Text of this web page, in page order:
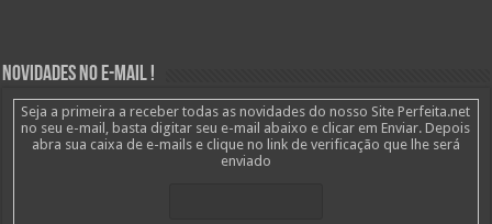
Novidades no E-mail !
Seja a primeira a receber todas as novidades do nosso Site Perfeita.net
no seu e-mail, basta digitar seu e-mail abaixo e clicar em Enviar. Depois
abra sua caixa de e-mails e clique no link de verificação que lhe será
enviado